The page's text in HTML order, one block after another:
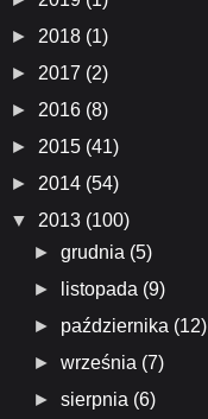
► 2018 (1)
► 2017 (2)
► 2016 (8)
► 2015 (41)
► 2014 (54)
▼ 2013 (100)
►grudnia (5)
►
listopada (9)
► października (12)
►września (7)
►sierpnia (6)